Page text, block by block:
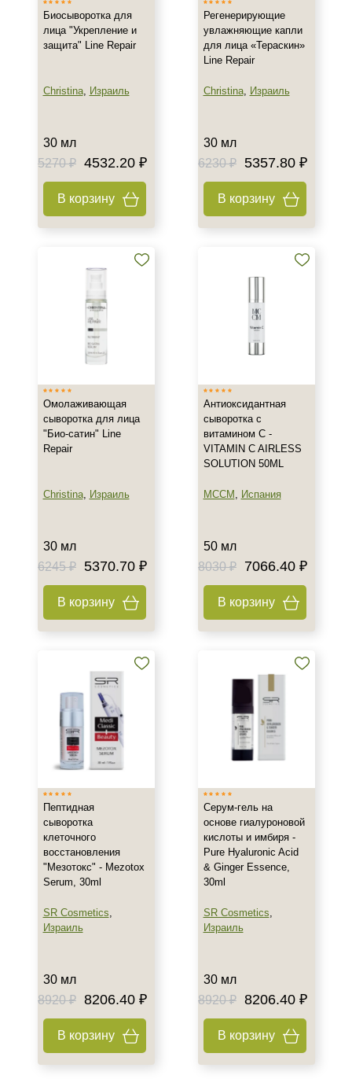
Биосыворотка для
лица "Укрепление и
защита" Line Repair
Christina, Израиль
30 мл
5270 ₽ 4532.20 ₽
В корзину
Регенерирующие
увлажняющие капли
для лица «Тераскин»
Line Repair
Christina, Израиль
30 мл
6230 ₽ 5357.80 ₽
В корзину
Омолаживающая
сыворотка для лица
"Био-сатин" Line
Repair
Christina, Израиль
30 мл
6245 ₽ 5370.70 ₽
В корзину
Антиоксидантная
сыворотка с
витамином С -
VITAMIN C AIRLESS
SOLUTION 50ML
MCCM , Испания
50 мл
8030 ₽
7066.40 ₽
В корзину
Пептидная
сыворотка
клеточного
восстановления
"Мезотокс" - Mezotox
Serum, 30ml
SR Cosmetics,
Израиль
30 мл
8920 ₽ 8206.40 ₽
В корзину
Серум-гель на
основе гиалуроновой
кислоты и имбиря -
Pure Hyaluronic Acid
& Ginger Essence,
30ml
SR Cosmetics,
Израиль
30 мл
8920 ₽ 8206.40 ₽
В корзину